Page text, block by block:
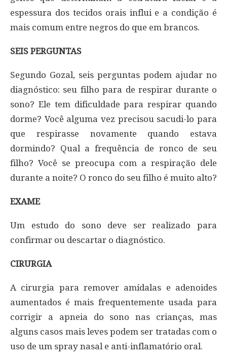
espessura dos tecidos orais influi e a condição é
mais comum entre negros do que em brancos.
SEIS PERGUNTAS
Segundo Gozal, seis perguntas podem ajudar no
diagnóstico: seu filho para de respirar durante o
sono? Ele tem dificuldade para respirar quando
dorme? Você alguma vez precisou sacudi-lo para
que respirasse novamente quando estava
dormindo? Qual a frequência de ronco de seu
filho? Você se preocupa com a respiração dele
durante a noite? O ronco do seu filho é muito alto?
EXAME
Um estudo do sono deve ser realizado para
confirmar ou descartar o diagnóstico.
CIRURGIA
A cirurgia para remover amídalas e adenoides
aumentados é mais frequentemente usada para
corrigir a apneia do sono nas crianças, mas
alguns casos mais leves podem ser tratadas com o
uso de um spray nasal e anti-inflamatório oral.